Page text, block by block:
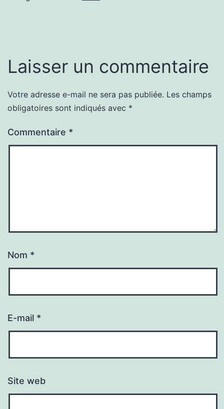
Laisser un commentaire
Votre adresse e-mail ne sera pas publiée. Les champs
obligatoires sont indiqués avec *
Commentaire *
Nom *
E-mail *
Site web